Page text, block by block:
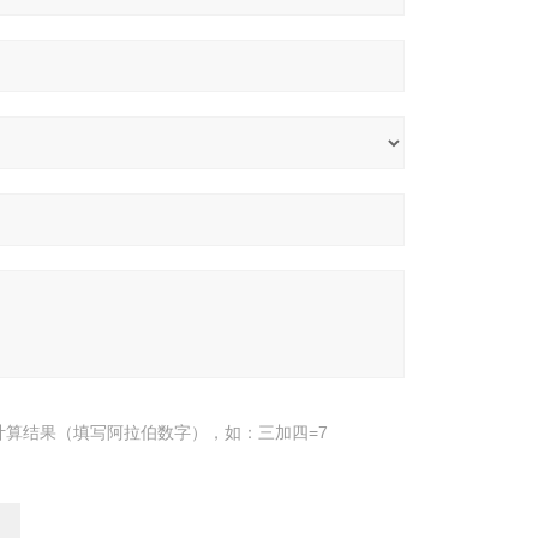
算结果（填写阿拉伯数字），如：三加四=7